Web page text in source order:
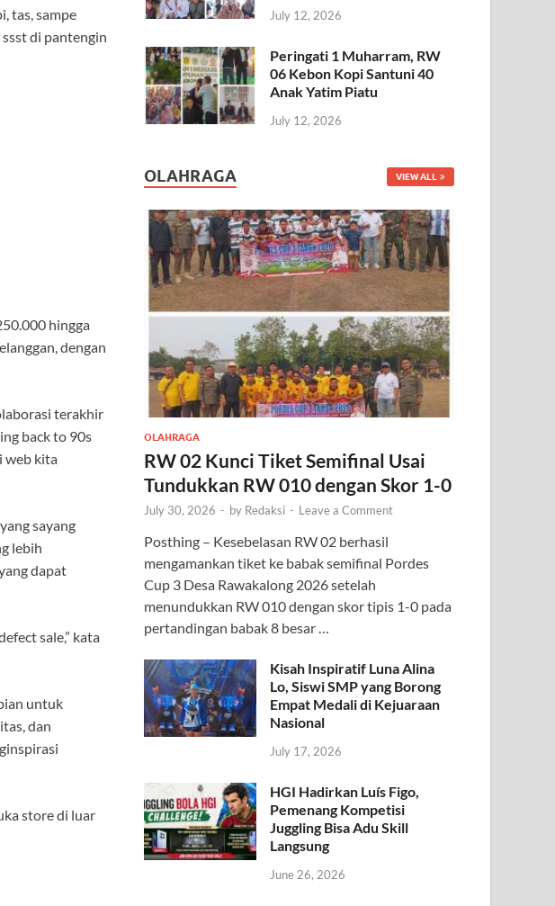
tas, sampe
di pantengin
hingga
dengan
terakhir
back to 90s
web kita
sayang
lebih
dapat
sale,” kata
untuk
dan
store di luar
July 12, 2026
Peringati 1 Muharram, RW
06 Kebon Kopi Santuni 40
Anak Yatim Piatu
July 12, 2026
OLAHRAGA VIEW ALL
OLAHRAGA
RW 02 Kunci Tiket Semifinal Usai
Tundukkan RW 010 dengan Skor 1-0
July 30, 2026 - by Redaksi - Leave a Comment
Posthing – Kesebelasan RW 02 berhasil
mengamankan tiket ke babak semifinal Pordes
Cup 3 Desa Rawakalong 2026 setelah
menundukkan RW 010 dengan skor tipis 1-0 pada
pertandingan babak 8 besar …
Kisah Inspiratif Luna Alina
Lo, Siswi SMP yang Borong
Empat Medali di Kejuaraan
Nasional
July 17, 2026
HGI Hadirkan Luís Figo,
Pemenang Kompetisi
Juggling Bisa Adu Skill
Langsung
June 26, 2026